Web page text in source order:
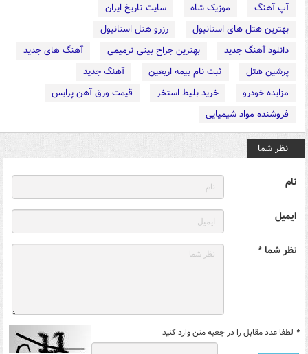
آپ آهنگ موزیک شاه
سایت تاریخ ایران
بهترین هتل های استانبول
رزرو هتل استانبول
دانلود آهنگ جدید
بهترین جراح بینی ترمیمی
آهنگ های جدید
پرشین هتل
ثبت نام بیمه اربعین
آهنگ جدید
مزایده خودرو
خرید بلیط استخر
قیمت ورق آهن پرایس
فروشنده مواد شیمیایی
نظر شما
نام
ایمیل
نظر شما *
* لطفا عدد مقابل را در جعبه متن وارد کنید